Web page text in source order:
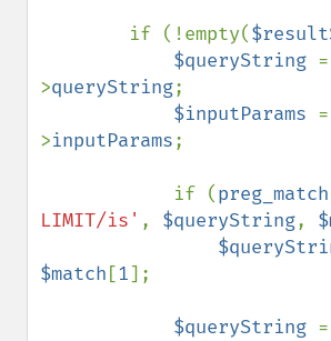
        if (!empty(
$queryString =
>queryString;
$inputParams =
>inputParams;
            if (
preg_match
LIMIT/is' , $queryString,
$match [1];
$queryString